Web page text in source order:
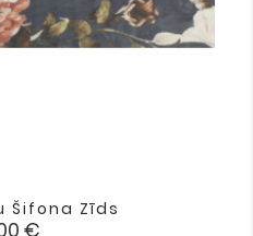
Šifona Zīds
€